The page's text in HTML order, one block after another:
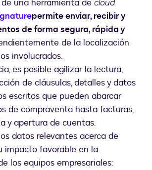
una herramienta de cloud
permite enviar, recibir y
de forma segura, rápida y
de la localización
involucrados.
es posible agilizar la lectura,
de cláusulas, detalles y datos
escritos que pueden abarcar
de compraventa hasta facturas,
y apertura de cuentas.
datos relevantes acerca de
impacto favorable en la
los equipos empresariales: